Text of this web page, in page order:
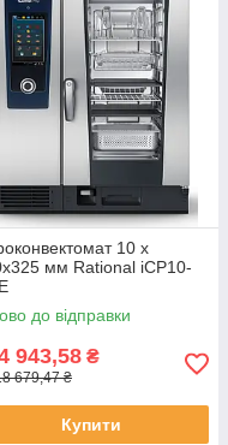
10 х
мм Rational iCP10-
до відправки
943,58 ₴
679,47 ₴
Купити